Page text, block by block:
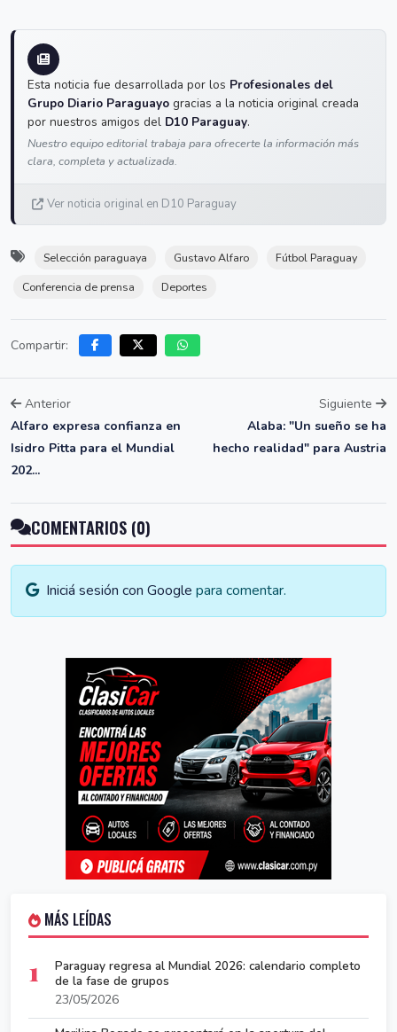
Esta noticia fue desarrollada por los Profesionales del
Grupo Diario Paraguayo gracias a la noticia original creada
por nuestros amigos del D10 Paraguay.
Nuestro equipo editorial trabaja para ofrecerte la información más
clara, completa y actualizada.
Ver noticia original en D10 Paraguay
Selección paraguaya Gustavo Alfaro
Fútbol Paraguay
Conferencia de prensa
Deportes
Compartir:
Anterior
Alfaro expresa confianza en
Isidro Pitta para el Mundial
202...
Siguiente
Alaba: "Un sueño se ha
hecho realidad" para Austria
COMENTARIOS (0)
Iniciá sesión con Google para comentar.
MÁS LEÍDAS
1
Paraguay regresa al Mundial 2026: calendario completo
de la fase de grupos
23/05/2026